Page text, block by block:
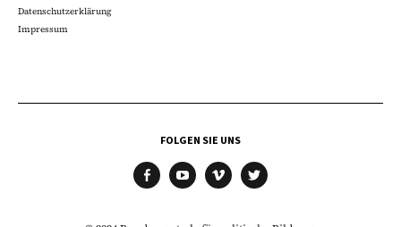
Datenschutzerklärung
Impressum
FOLGEN SIE UNS